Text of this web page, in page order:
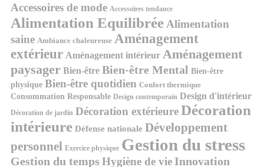
Accessoires de mode Accessoires tendance
Alimentation Equilibrée Alimentation
saine Ambiance chaleureuse Aménagement
extérieur Aménagement intérieur Aménagement
paysager Bien-être Bien-être Mental Bien-être
physique Bien-être quotidien Confort thermique
Consommation Responsable Design contemporain Design d'intérieur
Décoration de jardin Décoration extérieureDécoration
intérieure Défense nationale Développement
personnel Exercice physique Gestion du stress
Gestion du temps Hygiène de vie Innovation